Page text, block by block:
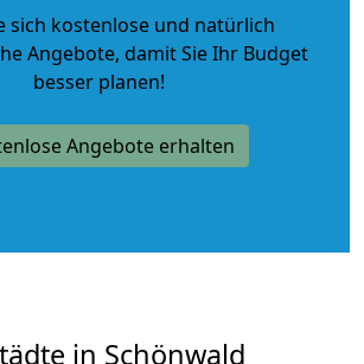
sich kostenlose und natürlich
Angebote, damit Sie Ihr Budget
besser planen!
Angebote erhalten
in Schönwald